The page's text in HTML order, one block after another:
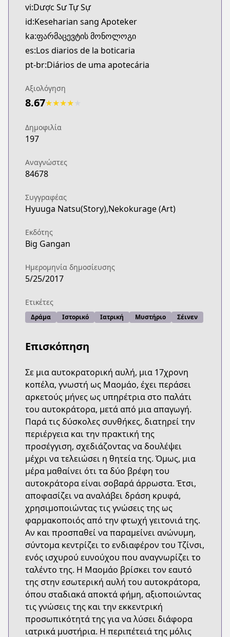
Official Site
Official Site
https://www.eccediciones.com/catalogo/manga/
Bilibili
Bilibili
https://manga.bilibili.com/detail/
Manga UP!
https://global.manga-up.com/manga/164
Official Site
https://squareenixmangaandbooks.square-enix-
Official Site
http://www.jp.square-enix.com/magazine/
vi:Dược Sư Tự Sự
id:Keseharian sang Apoteker
ka:ფარმაცევტის მონოლოგი
es:Los diarios de la boticaria
pt-br:Diários de uma apotecária
Αξιολόγηση
8.67★★★★
Δημοφιλία
197
Αναγνώστες
84678
Συγγραφέας
Hyuuga Natsu(Story),Nekokurage (Art)
Εκδότης
Big Gangan
Ημερομηνία δημοσίευσης
5/25/2017
Ετικέτες
Δράμα Ιστορικό Ιατρική Μυστήριο Σέινεν
Επισκόπηση
Σε μια αυτοκρατορική αυλή, μια 17χρονη
κοπέλα, γνωστή ως Μαομάο, έχει περάσει
αρκετούς μήνες ως υπηρέτρια στο παλάτι
του αυτοκράτορα, μετά από μια απαγωγή.
Παρά τις δύσκολες συνθήκες, διατηρεί την
περιέργεια και την πρακτική της
προσέγγιση, σχεδιάζοντας να δουλέψει
μέχρι να τελειώσει η θητεία της. Όμως, μια
μέρα μαθαίνει ότι τα δύο βρέφη του
αυτοκράτορα είναι σοβαρά άρρωστα. Έτσι,
αποφασίζει να αναλάβει δράση κρυφά,
χρησιμοποιώντας τις γνώσεις της ως
φαρμακοποιός από την φτωχή γειτονιά της.
Αν και προσπαθεί να παραμείνει ανώνυμη,
σύντομα κεντρίζει το ενδιαφέρον του Τζίνσι,
ενός ισχυρού ευνούχου που αναγνωρίζει το
ταλέντο της. Η Μαομάο βρίσκει τον εαυτό
της στην εσωτερική αυλή του αυτοκράτορα,
όπου σταδιακά αποκτά φήμη, αξιοποιώντας
τις γνώσεις της και την εκκεντρική
προσωπικότητά της για να λύσει διάφορα
ιατρικά μυστήρια. Η περιπέτειά της μόλις